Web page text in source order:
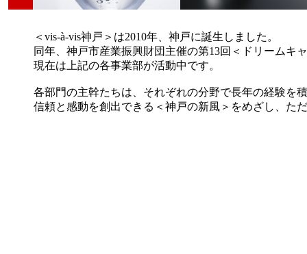
＜vis-à-vis神戸＞は2010年、神戸に誕生しました。
同年、神戸市産業振興財団主催の第13回＜ドリームキ
現在は上記の各事業部が活動中です。
各部門の主幹たちは、それぞれの分野で長年の経験を
信頼と感動を創出できる＜神戸の新風＞をめざし、た